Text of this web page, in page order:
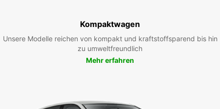
Kompaktwagen
Unsere Modelle reichen von kompakt und kraftstoffsparend bis hin
zu umweltfreundlich
Mehr erfahren